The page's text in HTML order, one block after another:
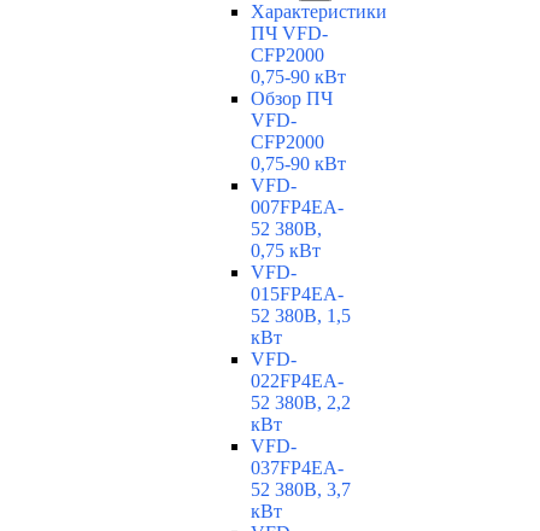
Характеристики
ПЧ VFD-
CFP2000
0,75-90 кВт
Обзор ПЧ
VFD-
CFP2000
0,75-90 кВт
VFD-
007FP4EA-
52 380В,
0,75 кВт
VFD-
015FP4EA-
52 380В, 1,5
кВт
VFD-
022FP4EA-
52 380В, 2,2
кВт
VFD-
037FP4EA-
52 380В, 3,7
кВт